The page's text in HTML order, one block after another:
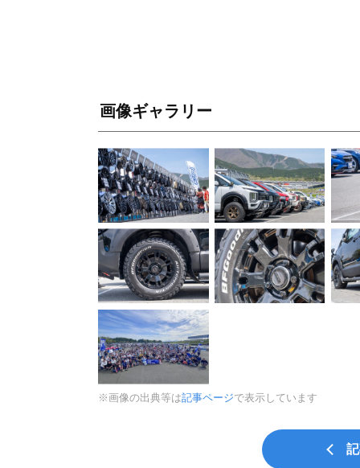
画像ギャラリー
※画像の出典等は記事ページで表示しています